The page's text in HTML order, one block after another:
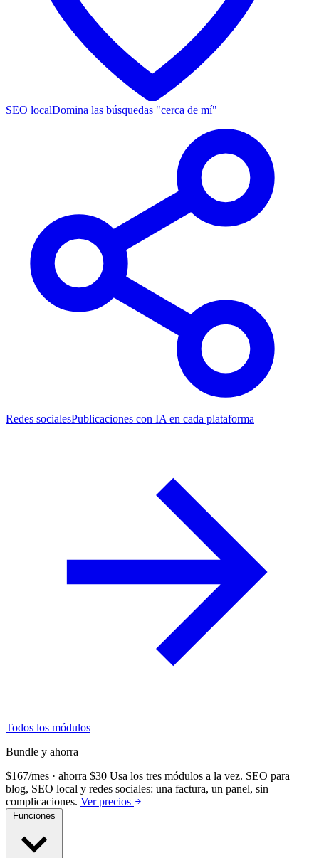
SEO localDomina las búsquedas "cerca de mí"
Redes socialesPublicaciones con IA en cada plataforma
Todos los módulos
Bundle y ahorra
$167/mes · ahorra $30 Usa los tres módulos a la vez. SEO para
blog, SEO local y redes sociales: una factura, un panel, sin
complicaciones. Ver precios